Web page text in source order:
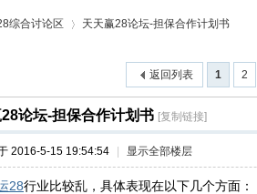
索
综合讨论区 天天赢28论坛-担保合作计划书
1 2
返回列表
论坛-担保合作计划书 [复制链接]
2016-5-15 19:54:54 显示全部楼层
28行业比较乱，具体表现在以下几个方面：